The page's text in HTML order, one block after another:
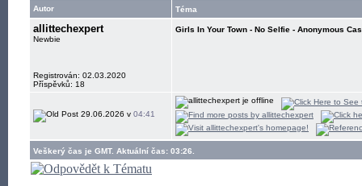
Autor Téma
allittechexpert
Newbie
Registrován: 02.03.2020
Příspěvků: 18
Girls In Your Town - No Selfie - Anonymous
29.06.2026 v 04:41
Veškerý čas je GMT. Aktuální čas: 03:26.